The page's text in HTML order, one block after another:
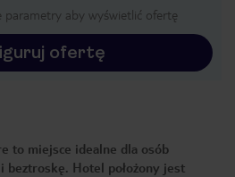
parametry aby wyświetlić ofertę
ofertę
to miejsce idealne dla osób
beztroskę. Hotel położony jest